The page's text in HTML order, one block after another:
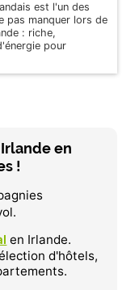
est l'un des
pas manquer lors de
: riche,
pour
en
!
en Irlande.
d'hôtels,